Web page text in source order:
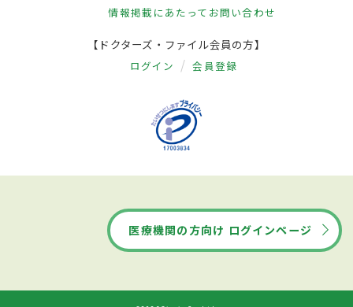
情報掲載にあたって お問い合わせ
【ドクターズ・ファイル会員の方】
ログイン 会員登録
医療機関の方向け ログインページ